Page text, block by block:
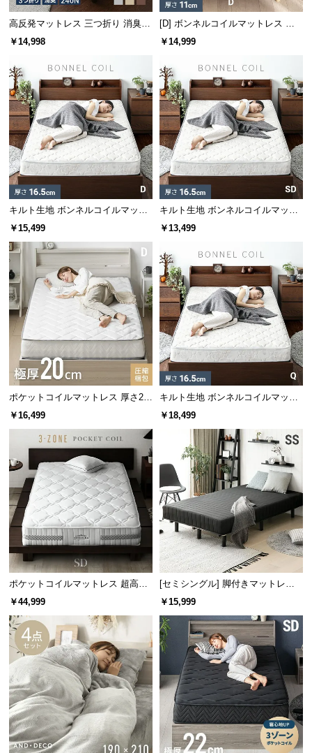
ブ
ロ
企
業
情
報
デンマーク家具シリーズをもっと見る
アクセントをつけるモールディング装飾
ヘッドとフットボード部分のモールディング装飾が
アクセントをつけ、クラシック調やアンティーク調
のお部屋に仕上げます。
ゆったり寛げるハイタイプのヘッドボード
高さのあるヘッドボードは、読書やテレビを見ると
きに楽な姿勢でゆったりと寛ぐことができます。
省スペースで置けるセミシングルサイズ
高反発マットレス 三つ折り 消臭
高密度ハード 厚さ10cm SD
￥14,998
[D] ボンネルコイルマットレス 厚
さ11cm
￥14,999
キルト生地 ボンネルコイルマット
レス D
￥15,499
キルト生地 ボンネルコイルマット
レス SD
￥13,499
ポケットコイルマットレス 厚さ20
cm D
￥16,499
キルト生地 ボンネルコイルマット
レス Q
￥18,499
ポケットコイルマットレス 超高密
度3ゾーン 硬め 厚さ24cm SD
￥44,999
[セミシングル] 脚付きマットレス
極厚20cm ボンネルコイル
￥15,999